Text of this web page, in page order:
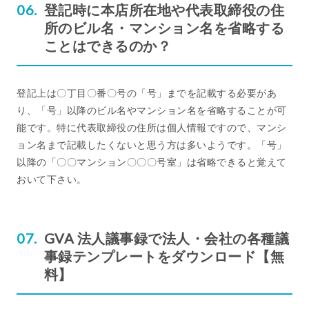
登記時に本店所在地や代表取締役の住
所のビル名・マンション名を省略する
ことはできるのか？
登記上は〇丁目〇番〇号の「号」までを記載する必要があ
り、「号」以降のビル名やマンション名を省略することが可
能です。特に代表取締役の住所は個人情報ですので、マンシ
ョン名まで記載したくないと思う方は多いようです。「号」
以降の「〇〇マンション〇〇〇号室」は省略できると覚えて
おいて下さい。
GVA 法人議事録で法人・会社の各種議
事録テンプレートをダウンロード【無
料】